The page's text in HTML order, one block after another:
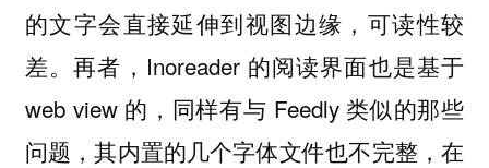
的文字会直接延伸到视图边缘，可读性较
差。再者，Inoreader 的阅读界面也是基于
web view 的，同样有与 Feedly 类似的那些
问题，其内置的几个字体文件也不完整，在